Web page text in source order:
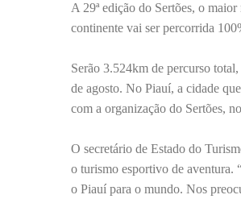
A 29ª edição do Sertões, o
continente vai ser percorrida
Serão 3.524km de percurso
de agosto. No Piauí, a cidade
com a organização do Sertões,
O secretário de Estado do
o turismo esportivo de aventura.
o Piauí para o mundo. Nos